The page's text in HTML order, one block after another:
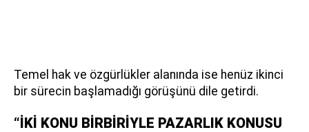
Temel hak ve özgürlükler alanında ise henüz ikinci
bir sürecin başlamadığı görüşünü dile getirdi.
“İKİ KONU BİRBİRİYLE PAZARLIK KONUSU